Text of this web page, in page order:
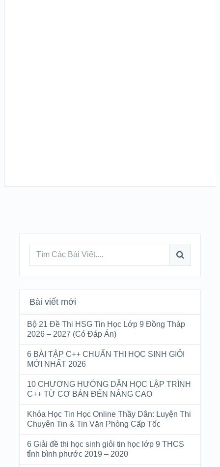
Bài viết mới
Bộ 21 Đề Thi HSG Tin Học Lớp 9 Đồng Tháp
2026 – 2027 (Có Đáp Án)
6 BÀI TẬP C++ CHUẨN THI HỌC SINH GIỎI
MỚI NHẤT 2026
10 CHƯƠNG HƯỚNG DẪN HỌC LẬP TRÌNH
C++ TỪ CƠ BẢN ĐẾN NÂNG CAO
Khóa Học Tin Học Online Thầy Dân: Luyện Thi
Chuyên Tin & Tin Văn Phòng Cấp Tốc
6 Giải đề thi học sinh giỏi tin học lớp 9 THCS
tỉnh bình phước 2019 – 2020